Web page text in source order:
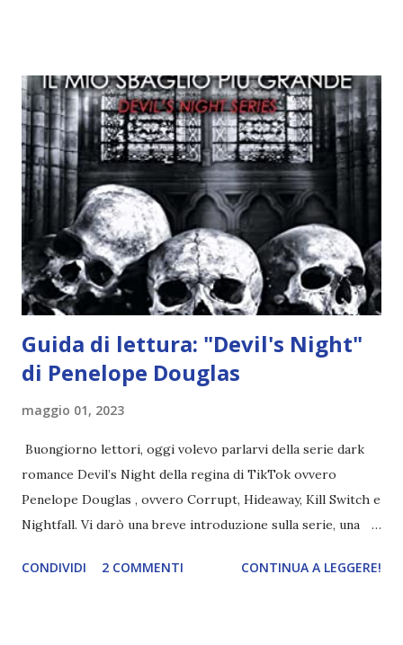
angelo puro, Elemiah. Ma, a differenza di cosa pensano,
l'angelo non ha intenzione di fare una strage, piuttosto è lì
per avvertili che Mikael non è più "l'angelo puro" che
credono e che potrebbe aver ucciso altri mezzi angeli, tipo
Rafael. A quelle parole, Haniel seguito da altri ibridi, si reca
nell'appartamento, senza risultati. Infine cercano nella
chiesetta. Lì trovano Rafael alle prese con gli angeli puri,
ma questa volta ...
Guida di lettura: "Devil's Night"
di Penelope Douglas
maggio 01, 2023
Buongiorno lettori, oggi volevo parlarvi della serie dark
romance Devil’s Night della regina di TikTok ovvero
Penelope Douglas , ovvero Corrupt, Hideaway, Kill Switch e
Nightfall. Vi darò una breve introduzione sulla serie, una
e anche un breve commento sui libri singoli. I libri sono in
CONDIVIDI 2 COMMENTI CONTINUA A LEGGERE!